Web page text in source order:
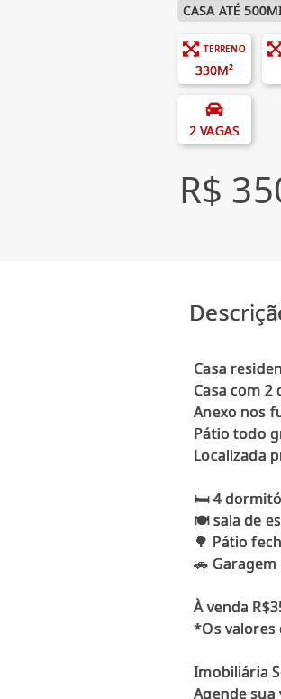
CASA ATÉ
TERRENO
330M²
2 VAGAS
R$
Casa
Casa com
Anexo nos
Pátio todo
Localizada
🛏️ 4
🍽️ sala de
🌳 Pátio
🚗 Garagem
À venda
*Os valores
Imobiliária
Agende sua